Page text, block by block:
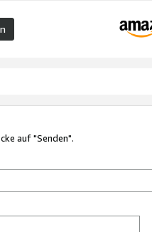
auf "Senden".